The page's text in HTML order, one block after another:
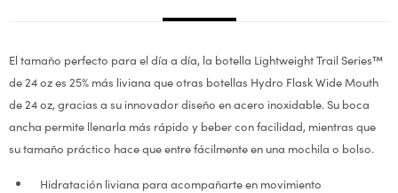
El tamaño perfecto para el día a día, la botella Lightweight Trail Series™
de 24 oz es 25% más liviana que otras botellas Hydro Flask Wide Mouth
de 24 oz, gracias a su innovador diseño en acero inoxidable. Su boca
ancha permite llenarla más rápido y beber con facilidad, mientras que
su tamaño práctico hace que entre fácilmente en una mochila o bolso.
Hidratación liviana para acompañarte en movimiento